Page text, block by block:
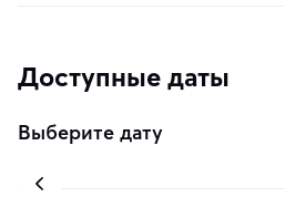
Доступные даты
Выберите дату